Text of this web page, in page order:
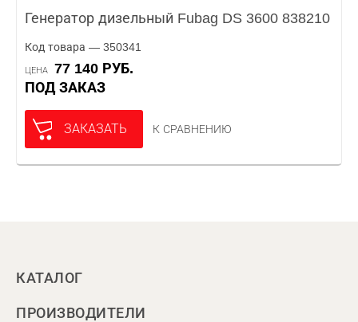
Генератор дизельный Fubag DS 3600 838210
Код товара — 350341
ЦЕНА
77 140 РУБ.
ПОД ЗАКАЗ
ЗАКАЗАТЬ К СРАВНЕНИЮ
КАТАЛОГ
ПРОИЗВОДИТЕЛИ